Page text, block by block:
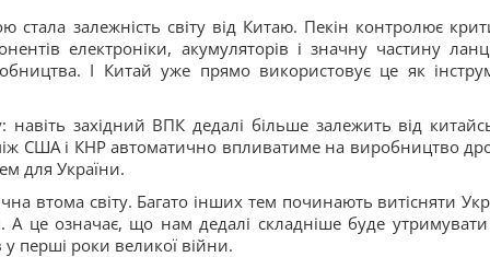
стала залежність світу від Китаю. Пекін контролює
електроніки, акумуляторів і значну частину
І Китай уже прямо використовує це як
західний ВПК дедалі більше залежить від
США і КНР автоматично впливатиме на виробництво
для України.
втома світу. Багато інших тем починають витісняти
А це означає, що нам дедалі складніше буде
у перші роки великої війни.